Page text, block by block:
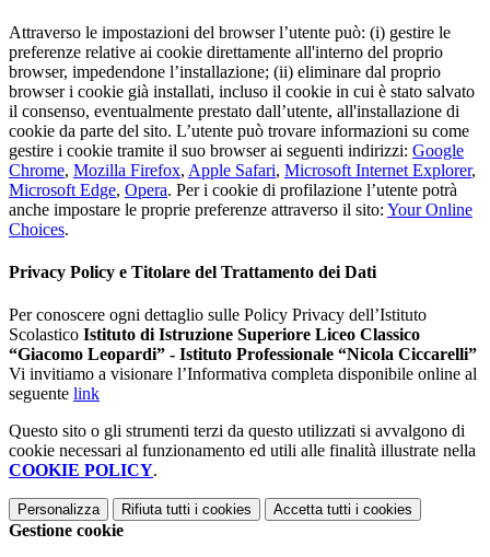
Attraverso le impostazioni del browser l’utente può: (i) gestire le
preferenze relative ai cookie direttamente all'interno del proprio
browser, impedendone l’installazione; (ii) eliminare dal proprio
browser i cookie già installati, incluso il cookie in cui è stato salvato
il consenso, eventualmente prestato dall’utente, all'installazione di
cookie da parte del sito. L’utente può trovare informazioni su come
gestire i cookie tramite il suo browser ai seguenti indirizzi: Google
Chrome, Mozilla Firefox, Apple Safari, Microsoft Internet Explorer,
Microsoft Edge, Opera. Per i cookie di profilazione l’utente potrà
anche impostare le proprie preferenze attraverso il sito: Your Online
Choices.
Privacy Policy e Titolare del Trattamento dei Dati
Per conoscere ogni dettaglio sulle Policy Privacy dell’Istituto
Scolastico Istituto di Istruzione Superiore Liceo Classico
“Giacomo Leopardi” - Istituto Professionale “Nicola Ciccarelli”
Vi invitiamo a visionare l’Informativa completa disponibile online al
seguente link
Questo sito o gli strumenti terzi da questo utilizzati si avvalgono di
cookie necessari al funzionamento ed utili alle finalità illustrate nella
COOKIE POLICY.
Personalizza Rifiuta tutti i cookies Accetta tutti i cookies
Gestione cookie